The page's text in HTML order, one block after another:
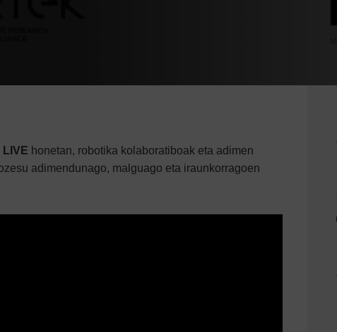
honetan, robotika kolaboratiboak eta adimen
adimendunago, malguago eta iraunkorragoen